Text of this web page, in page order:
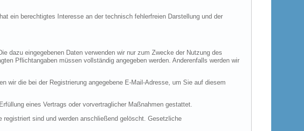
ein berechtigtes Interesse an der technisch fehlerfreien Darstellung und der
dazu eingegebenen Daten verwenden wir nur zum Zwecke der Nutzung des
Pflichtangaben müssen vollständig angegeben werden. Anderenfalls werden wir
wir die bei der Registrierung angegebene E-Mail-Adresse, um Sie auf diesem
eines Vertrags oder vorvertraglicher Maßnahmen gestattet.
sind und werden anschließend gelöscht. Gesetzliche